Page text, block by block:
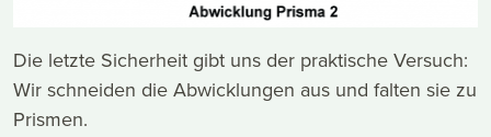
Die letzte Sicherheit gibt uns der praktische Versuch:
Wir schneiden die Abwicklungen aus und falten sie zu
Prismen.